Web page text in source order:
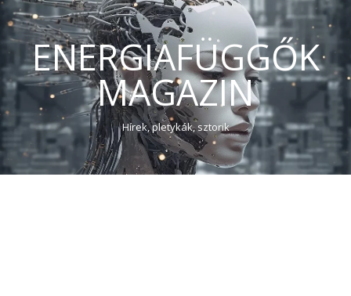
ENERGIAFÜGGŐK
MAGAZIN
Hírek, pletykák, sztorik